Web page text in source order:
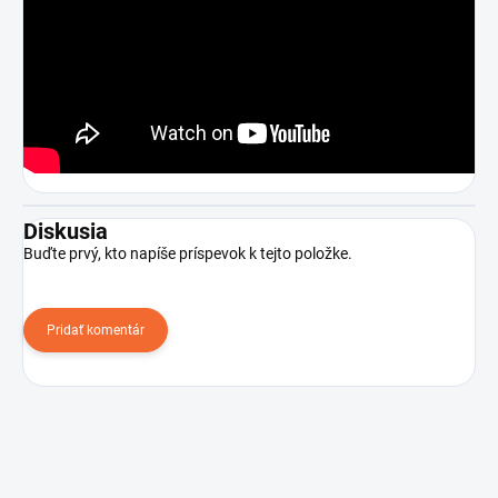
Diskusia
Buďte prvý, kto napíše príspevok k tejto položke.
Pridať komentár